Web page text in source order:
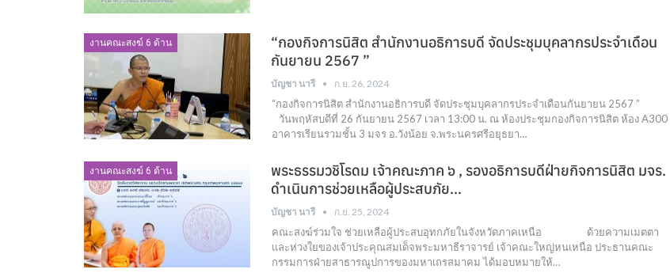
งานคณะสงฆ์ 6 ด้าน
“กองกิจการนิสิต สำนักงานอธิการบดี จัดประชุมบุคลากรประจำเดือน
กันยายน 2567 ”
บัญชา นารี ก.ย. 26, 2024
“กองกิจการนิสิต สำนักงานอธิการบดี จัดประชุมบุคลากรประจำเดือนกันยายน 2567 ”
วันพฤหัสบดีที่ 26 กันยายน 2567 เวลา 13:00 น. ณ ห้องประชุมกองกิจการนิสิต ห้อง A300
อาคารเรียนรวมชั้น 3 มจร อ.วังน้อย จ.พระนครศรีอยุธยา…
งานคณะสงฆ์ 6 ด้าน
พระธรรมวชิโรดม เจ้าคณะภาค ๖ , รองอธิการบดีฝ่ายกิจการนิสิต มจร.
ดำเนินการช่วยเหลือผู้ประสบภัย…
บัญชา นารี ก.ย. 25, 2024
คณะสงฆ์ร่วมใจ ช่วยเหลือผู้ประสบอุทกภัยในจังหวัดภาคเหนือ ด้วยความเมตตา
และห่วงใยของเจ้าประคุณสมเด็จพระมหาธีราจารย์ เจ้าคณะใหญ่หนเหนือ ประธานคณะ
กรรมการฝ่ายสาธารณูปการของมหาเถรสมาคม ได้มอบหมายให้…